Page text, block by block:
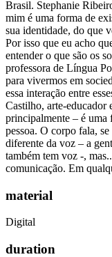
Brasil. Stephanie
mim é uma forma de
sua identidade, do que
Por isso que eu acho
entender o que são os
professora de Língua
para vivermos em
essa interação entre
Castilho, arte-educador
principalmente – é uma
pessoa. O corpo fala,
diferente da voz – a
também tem voz -,
comunicação. Em
material
Digital
duration